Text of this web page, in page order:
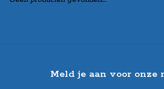
Meld je aan voor onze